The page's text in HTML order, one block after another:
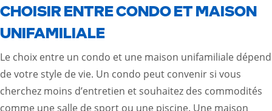
CHOISIR ENTRE CONDO ET MAISON
UNIFAMILIALE
Le choix entre un condo et une maison unifamiliale dépend
de votre style de vie. Un condo peut convenir si vous
cherchez moins d’entretien et souhaitez des commodités
comme une salle de sport ou une piscine. Une maison